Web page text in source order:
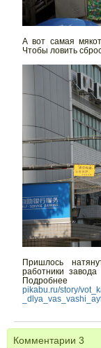
А вот самая
Чтобы ловить
Пришлось
работники
pikabu.ru/story/
Комментарии 3